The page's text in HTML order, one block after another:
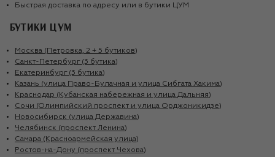
Быстрая доставка по адресу или в бутики ЦУМ
БУТИКИ ЦУМ
Москва (Петровка, 2 + 5 бутиков)
Санкт-Петербург (3 бутика)
Екатеринбург (3 бутика)
Казань (улица Право-Булачная и улица Сибгата Хакима)
Краснодар (Кубанская набережная и улица Дальняя)
Сочи (Олимпийский проспект и улица Орджоникидзе)
Новосибирск (улица Державина)
Челябинск (проспект Ленина)
Самара (Красноармейская улица)
Ростов-на-Дону (проспект Чехова)